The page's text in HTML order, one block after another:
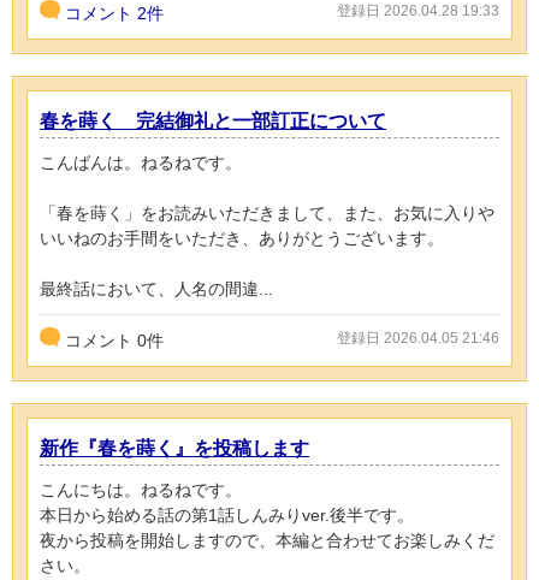
コメント 2件 登録日 2026.04.28 19:33
春を蒔く 完結御礼と一部訂正について
こんばんは。ねるねです。
「春を蒔く」をお読みいただきまして、また、お気に入りや
いいねのお手間をいただき、ありがとうございます。
最終話において、人名の間違...
コメント 0件 登録日 2026.04.05 21:46
新作『春を蒔く』を投稿します
こんにちは。ねるねです。
本日から始める話の第1話しんみりver.後半です。
夜から投稿を開始しますので、本編と合わせてお楽しみくだ
さい。